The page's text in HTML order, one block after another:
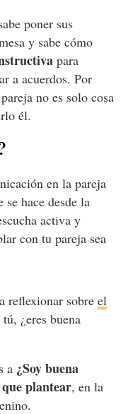
poner sus
y sabe cómo
para
a acuerdos. Por
no es solo cosa
él.
en la pareja
se hace desde la
activa y
con tu pareja sea
reflexionar sobre el
¿eres buena
a ¿Soy buena
plantear, en la